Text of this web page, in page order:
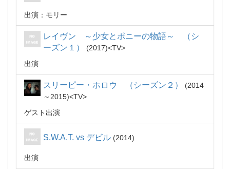
出演：モリー
レイヴン ～少女とポニーの物語～ （シ
ーズン１）
2017
TV
出演
スリーピー・ホロウ （シーズン２）
2014
～2015
TV
ゲスト出演
S.W.A.T. vs デビル 2014
出演